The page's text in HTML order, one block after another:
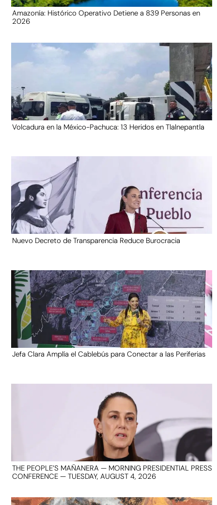
Amazonía: Histórico Operativo Detiene a 839 Personas en
2026
Volcadura en la México-Pachuca: 13 Heridos en Tlalnepantla
Nuevo Decreto de Transparencia Reduce Burocracia
Jefa Clara Amplía el Cablebús para Conectar a las Periferias
THE PEOPLE’S MAÑANERA — MORNING PRESIDENTIAL PRESS
CONFERENCE — TUESDAY, AUGUST 4, 2026